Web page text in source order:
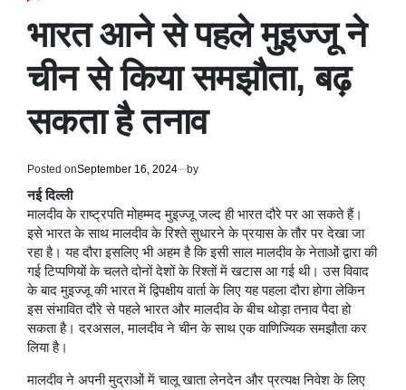
भारत आने से पहले मुइज्जू ने
चीन से किया समझौता, बढ़
सकता है तनाव
Posted onSeptember 16, 2024 by
नई दिल्ली
मालदीव के राष्ट्रपति मोहम्मद मुइज्जू जल्द ही भारत दौरे पर आ सकते हैं।
इसे भारत के साथ मालदीव के रिश्ते सुधारने के प्रयास के तौर पर देखा जा
रहा है। यह दौरा इसलिए भी अहम है कि इसी साल मालदीव के नेताओं द्वारा की
गई टिप्पणियों के चलते दोनों देशों के रिश्तों में खटास आ गई थी। उस विवाद
के बाद मुइज्जू की भारत में द्विपक्षीय वार्ता के लिए यह पहला दौरा होगा लेकिन
इस संभावित दौरे से पहले भारत और मालदीव के बीच थोड़ा तनाव पैदा हो
सकता है। दरअसल, मालदीव ने चीन के साथ एक वाणिज्यिक समझौता कर
लिया है।
मालदीव ने अपनी मुद्राओं में चालू खाता लेनदेन और प्रत्यक्ष निवेश के लिए